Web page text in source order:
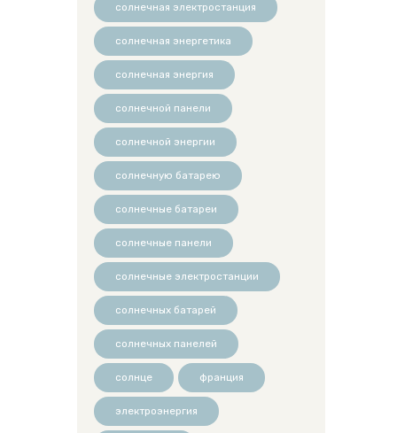
солнечная электростанция
солнечная энергетика
солнечная энергия
солнечной панели
солнечной энергии
солнечную батарею
солнечные батареи
солнечные панели
солнечные электростанции
солнечных батарей
солнечных панелей
солнце франция
электроэнергия